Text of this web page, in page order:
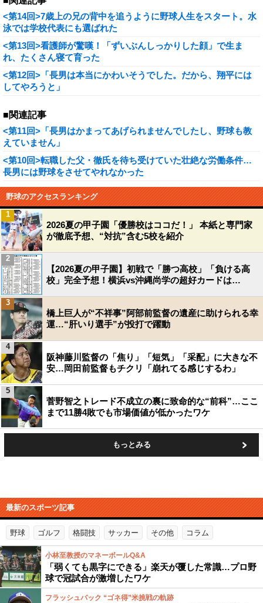
<第14回>7歳上の兄の背中を追うように野球人生をスタート。水
泳では学校代表にも選ばれた
<第13回>看護師が驚嘆！「ずいぶんしっかりした顔」で生ま
れ、たくさん寝て育った
<第12回>「長男は本当にかわいそうでした。だから、翔平には
してやろうと」
■関連記事
<第11回>「長男はかまってあげられませんでしたし、野球も教
えていません」
<第10回>転職した父・徹氏を待ち受けていた壮絶な労働条件…
長男には野球をさせてやれなかった
野球のアクセスランキング
2026夏の甲子園「優勝校はココだ！」 本紙と専門家
が徹底予想、“対抗”含む5校を紹介
1
【2026夏の甲子園】初戦で「勝つ高校」「負ける高
校」完全予想！横浜vs沖縄尚学の超好カードは…
2
橋上巨人が“不祥事”阿部前監督の遺産に助けられる幸
運…“肝いり選手”が投打で躍動
3
阪神藤川監督の「焦り」「短気」「采配」に大きな不
安…岡田前監督もチクリ「崩れてる感じするわ」
4
菅野智之トレード不成立の裏に致命的な“前科”…ここ
まで11勝4敗でも市場価値が低かったワケ
5
もっとみる
最新のスポーツ記事
野球 ゴルフ 格闘技 サッカー その他 コラム
小林至教授のマネーボールQ&A
「弱くても黒字にできる」楽天が覆した常識…プロ野
球で冠試合が激増したワケ
フラッシュバック “ゴネ得”米挑戦の軌跡